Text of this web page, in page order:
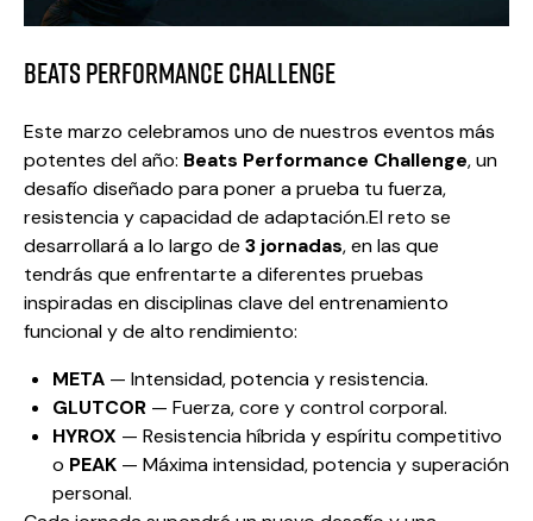
Beats Performance Challenge
Este marzo celebramos uno de nuestros eventos más
potentes del año: Beats Performance Challenge, un
desafío diseñado para poner a prueba tu fuerza,
resistencia y capacidad de adaptación.El reto se
desarrollará a lo largo de 3 jornadas, en las que
tendrás que enfrentarte a diferentes pruebas
inspiradas en disciplinas clave del entrenamiento
funcional y de alto rendimiento:
META — Intensidad, potencia y resistencia.
GLUTCOR — Fuerza, core y control corporal.
HYROX — Resistencia híbrida y espíritu competitivo
o PEAK — Máxima intensidad, potencia y superación
personal.